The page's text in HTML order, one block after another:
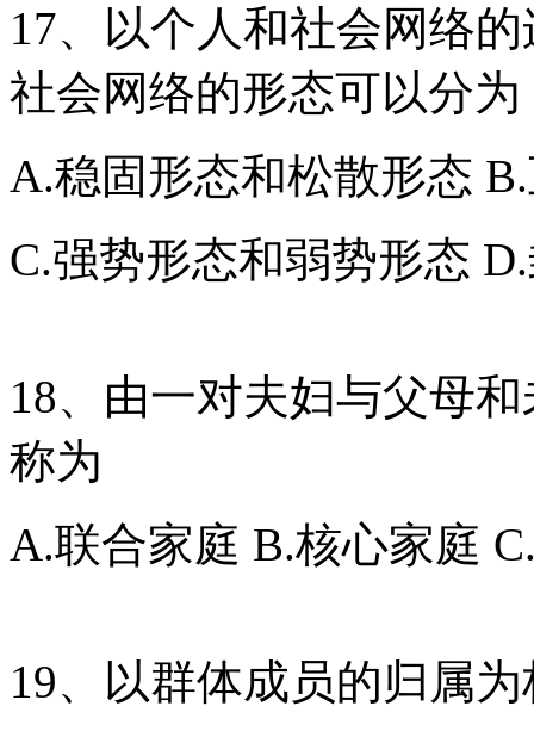
17、以个人和社会网络
社会网络的形态可以分为
A.稳固形态和松散形态
C.强势形态和弱势形态
18、由一对夫妇与父母
称为
A.联合家庭 B.核心家庭
19、以群体成员的归属